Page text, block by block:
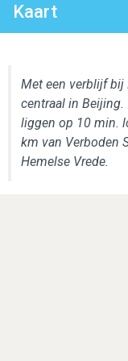
Kaart
Met een verblijf
centraal in
liggen op 10 min.
km van Verboden
Hemelse Vrede.